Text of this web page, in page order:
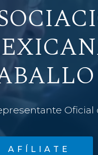
Oficial
A F Í L I A T E